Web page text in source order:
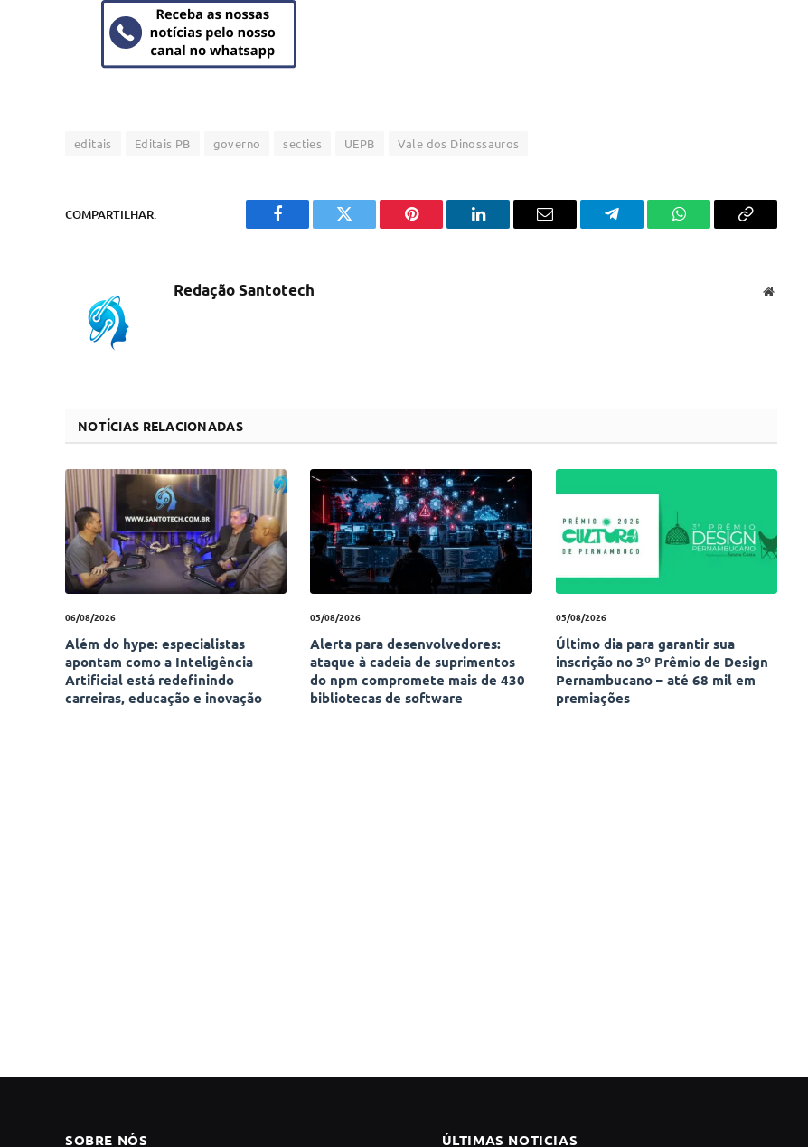
editais Editais PB governo secties UEPB Vale dos Dinossauros
COMPARTILHAR.
Facebook Twitter Pinterest LinkedIn Email Telegram WhatsAppCopiar
Redação Santotech Website
NOTÍCIAS RELACIONADAS
06/08/2026
Além do hype: especialistas
apontam como a Inteligência
Artificial está redefinindo
carreiras, educação e inovação
05/08/2026
Alerta para desenvolvedores:
ataque à cadeia de suprimentos
do npm compromete mais de 430
bibliotecas de software
05/08/2026
Último dia para garantir sua
inscrição no 3º Prêmio de Design
Pernambucano – até 68 mil em
premiações
SOBRE NÓS ÚLTIMAS NOTICIAS